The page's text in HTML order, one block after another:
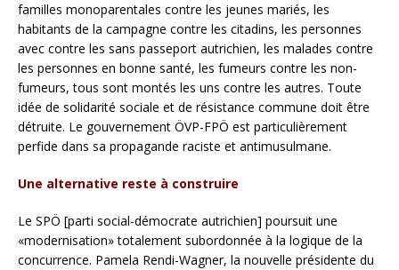
familles monoparentales contre les jeunes mariés, les
habitants de la campagne contre les citadins, les personnes
avec contre les sans passeport autrichien, les malades contre
les personnes en bonne santé, les fumeurs contre les non-
fumeurs, tous sont montés les uns contre les autres. Toute
idée de solidarité sociale et de résistance commune doit être
détruite. Le gouvernement ÖVP-FPÖ est particulièrement
perfide dans sa propagande raciste et antimusulmane.
Une alternative reste à construire
Le SPÖ [parti social-démocrate autrichien] poursuit une
«modernisation» totalement subordonnée à la logique de la
concurrence. Pamela Rendi-Wagner, la nouvelle présidente du